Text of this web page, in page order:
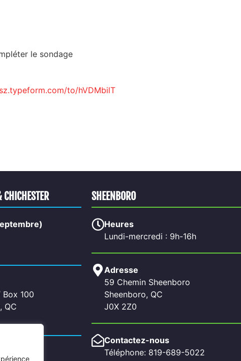
le sondage
to/hVDMbilT
CHICHESTER
100
QC
SHEENBORO
Heures
Lundi-mercredi : 9h-16h
Adresse
59 Chemin Sheenboro
Sheenboro, QC
J0X 2Z0
Contactez-nous
Téléphone: 819-689-5022